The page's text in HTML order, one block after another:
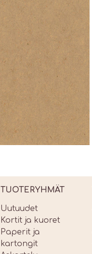
TUOTERYHMÄT
Uutuudet
Kortit ja kuoret
Paperit ja
kartongit